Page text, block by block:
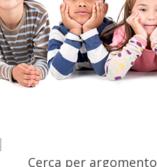
Cerca per argomento